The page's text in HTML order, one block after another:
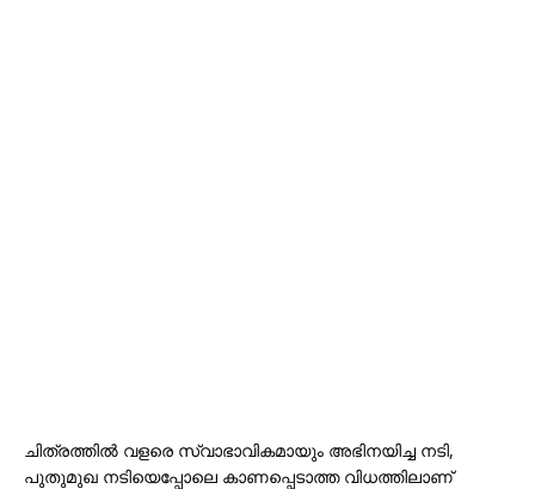
ചിത്രത്തിൽ വളരെ സ്വാഭാവികമായും അഭിനയിച്ച നടി,
പുതുമുഖ നടിയെപ്പോലെ കാണപ്പെടാത്ത വിധത്തിലാണ്